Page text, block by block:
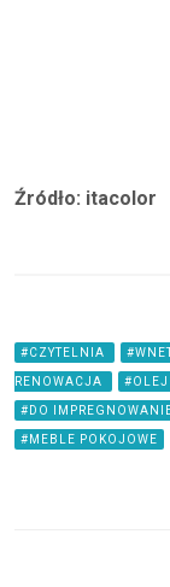
Źródło: itacolor
#CZYTELNIA
RENOWACJA #OLEJ
#DO
#MEBLE POKOJOWE